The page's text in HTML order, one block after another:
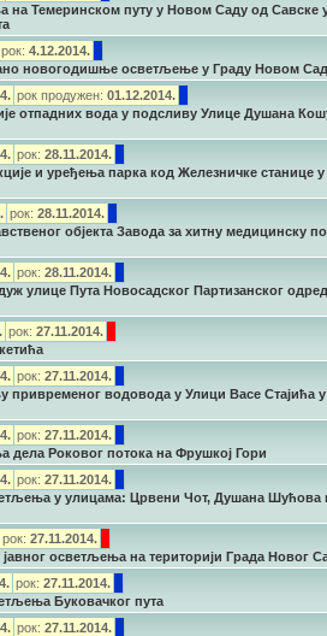
на Темеринском путу у Новом Саду од Савске
рок: 4.12.2014.
новогодишње осветљење у Граду Новом
рок продужен: 01.12.2014.
отпадних вода у подсливу Улице Душана
рок: 28.11.2014.
и уређења парка код Железничке станице
рок: 28.11.2014.
објекта Завода за хитну медицинску
рок: 28.11.2014.
улице Пута Новосадског Партизанског
рок: 27.11.2014.
рок: 27.11.2014.
привременог водовода у Улици Васе Стајића
рок: 27.11.2014.
дела Роковог потока на Фрушкој Гори
рок: 27.11.2014.
у улицама: Црвени Чот, Душана Шућова
рок: 27.11.2014.
јавног осветљења на територији Града Новог
рок: 27.11.2014.
Буковачког пута
рок: 27.11.2014.